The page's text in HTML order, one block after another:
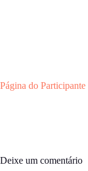
Página do
Deixe um comentário